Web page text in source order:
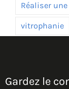
Réaliser
vitrophanie
Gardez le